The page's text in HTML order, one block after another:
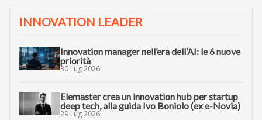
INNOVATION LEADER
Innovation manager nell’era dell’AI: le 6 nuove
priorità
30 Lug 2026
Elemaster crea un innovation hub per startup
deep tech, alla guida Ivo Boniolo (ex e-Novia)
29 Lug 2026